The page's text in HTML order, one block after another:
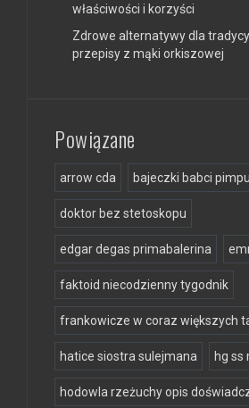
właściwości i korzyści
Zdrowe alternatywy dla
przepisy z mąki orkiszowej
Powiązane
arrow cda bajeczki babci
doktor bez stetoskopu
edgar degas primabalerina
faktoid niecodzienny tygodnik
frankowicze w coraz większych
hatice siostra sulejmana hg ss
hodowla rzeżuchy opis